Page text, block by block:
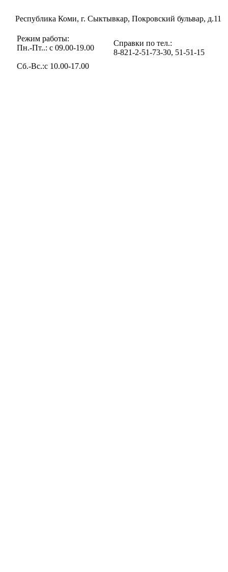
Республика Коми, г. Сыктывкар, Покровский бульвар, д.11
Режим работы:
Пн.-Пт..: с 09.00-19.00
Сб.-Вс.:с 10.00-17.00
Справки по тел.:
8-821-2-51-73-30, 51-51-15